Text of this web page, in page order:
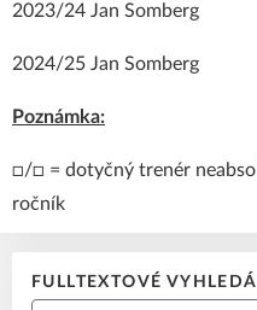
2023/24 Jan Somberg
2024/25 Jan Somberg
Poznámka:
□/□ = dotyčný trenér
ročník
FULLTEXTOVÉ